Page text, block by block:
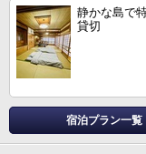
静かな島で
貸切
宿泊プラン一覧